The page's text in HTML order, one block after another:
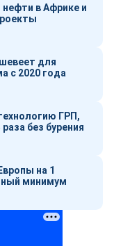
нефти в Африке и
для
с 2020 года
ГРП,
без бурения
на 1
минимум